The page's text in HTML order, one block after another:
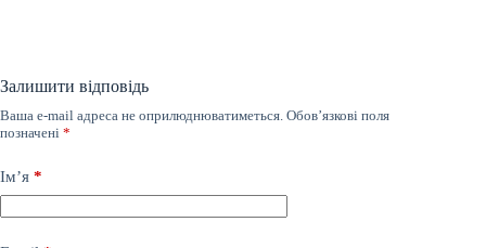
Залишити відповідь
Ваша e-mail адреса не оприлюднюватиметься. Обов’язкові поля
позначені *
Ім’я *